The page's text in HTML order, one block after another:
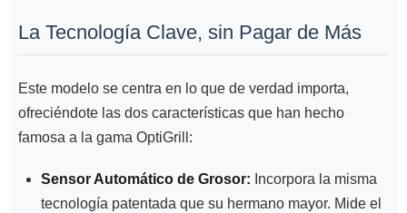
La Tecnología Clave, sin Pagar de Más
Este modelo se centra en lo que de verdad importa,
ofreciéndote las dos características que han hecho
famosa a la gama OptiGrill:
Sensor Automático de Grosor: Incorpora la misma
tecnología patentada que su hermano mayor. Mide el